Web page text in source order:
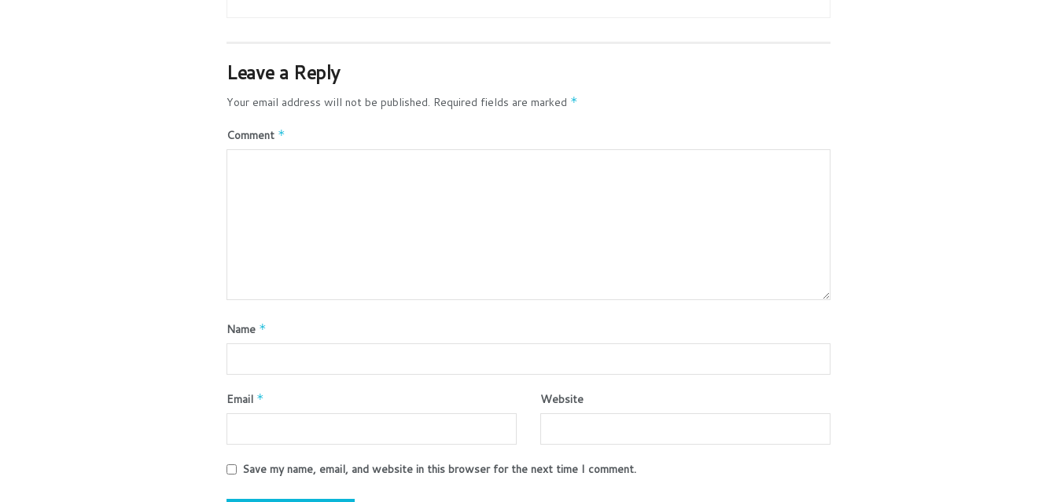
Leave a Reply
Your email address will not be published. Required fields are marked *
Comment *
Name *
Email * Website
Save my name, email, and website in this browser for the next time I comment.